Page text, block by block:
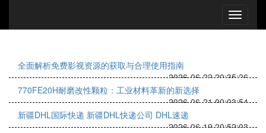
全面解析免费影视资源的获取与合理使用指南
2026-06-22 20:35:26
770FE20H耐磨改性颗粒：工业材料革新的新选择
2026-06-21 00:03:54
新疆DHL国际快递 新疆DHL快递公司 DHL速递
2026-06-19 20:52:03